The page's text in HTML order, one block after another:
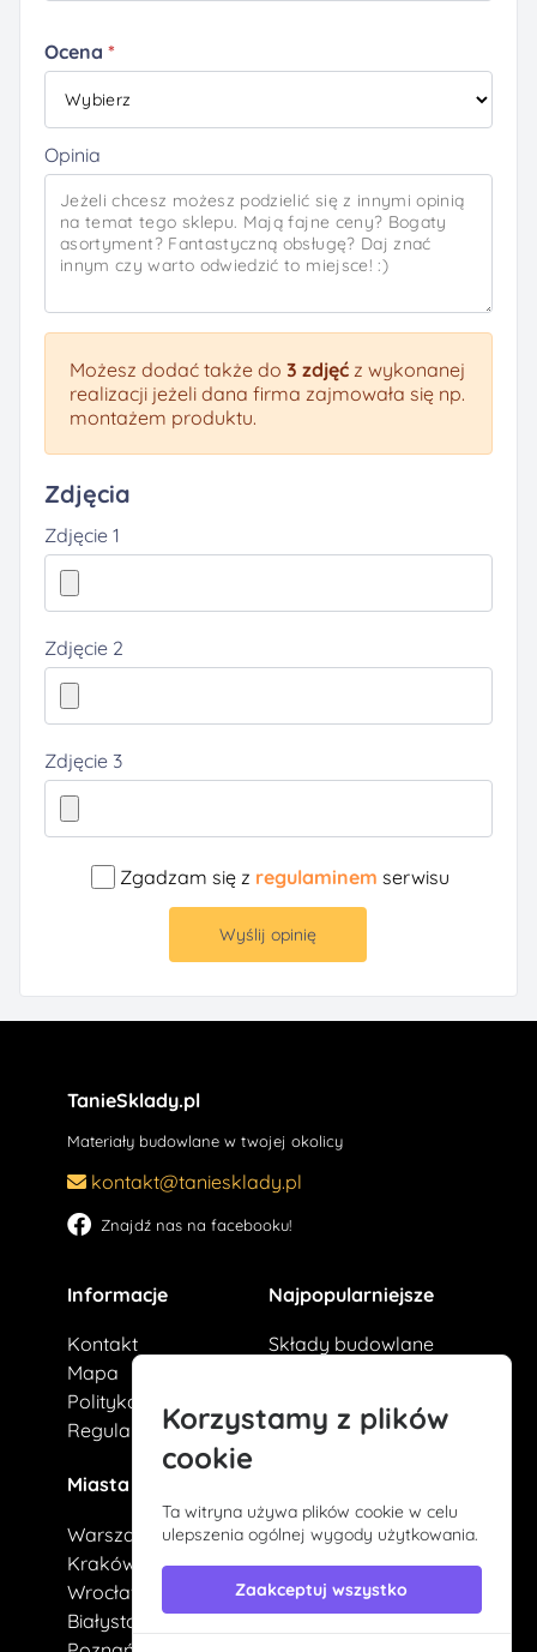
Ocena
Opinia
Możesz dodać także do 3 zdjęć z wykonanej
realizacji jeżeli dana firma zajmowała się np.
montażem produktu.
Zdjęcia
Zdjęcie 1
Zdjęcie 2
Zdjęcie 3
Zgadzam się z regulaminem serwisu
Wyślij opinię
TanieSklady.pl
Materiały budowlane w twojej okolicy
kontakt@taniesklady.pl
Znajdź nas na facebooku!
Informacje
Kontakt
Mapa
Polityka prywatności
Regulamin
Najpopularniejsze
Składy budowlane
Tartaki
Miasta
Warszawa
Kraków
Wrocław
Białystok
Korzystamy z plików
cookie
Ta witryna używa plików cookie w celu
ulepszenia ogólnej wygody użytkowania.
Zaakceptuj wszystko